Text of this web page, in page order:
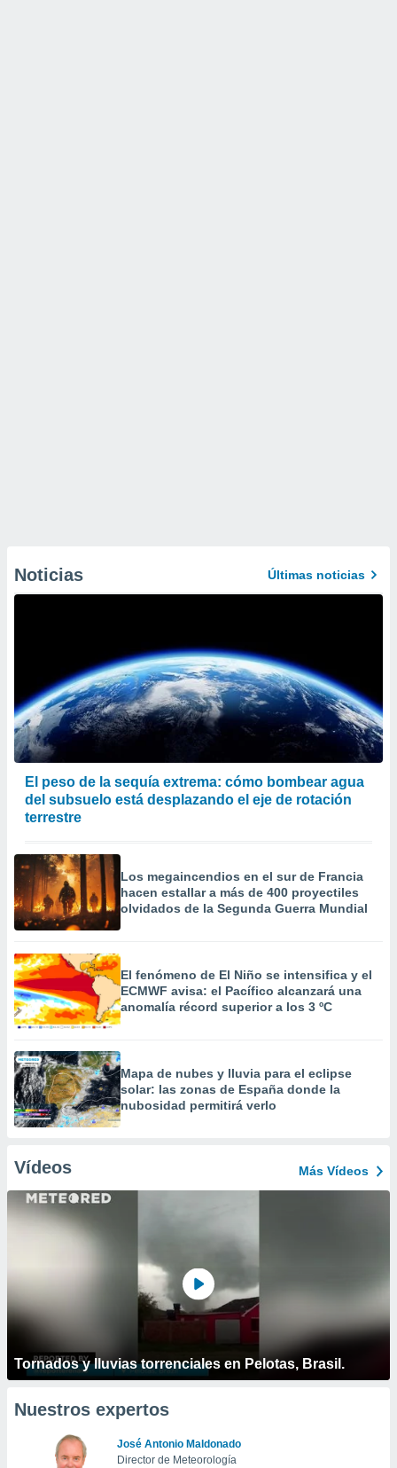
Noticias Últimas noticias
El peso de la sequía extrema: cómo bombear agua
del subsuelo está desplazando el eje de rotación
terrestre
Los megaincendios en el sur de Francia
hacen estallar a más de 400 proyectiles
olvidados de la Segunda Guerra Mundial
El fenómeno de El Niño se intensifica y el
ECMWF avisa: el Pacífico alcanzará una
anomalía récord superior a los 3 ºC
Mapa de nubes y lluvia para el eclipse
solar: las zonas de España donde la
nubosidad permitirá verlo
Vídeos Más Vídeos
Tornados y lluvias torrenciales en Pelotas, Brasil.
Nuestros expertos
José Antonio Maldonado
Director de Meteorología